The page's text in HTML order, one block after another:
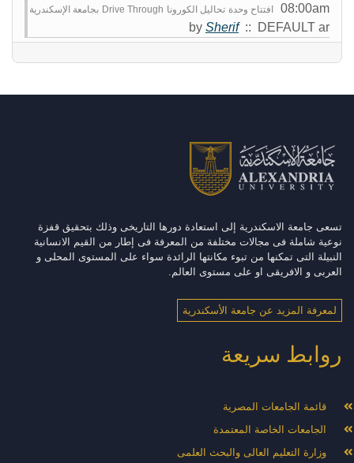
08:00am افتتاح وحدة تحاليل الكورونا Drive Through بجامعة الإسكندرية
by Sherif :: DEFAULT ar
تسعى جامعة الاسكندرية إلى استعادة دورها التاريخى وذلك بتحقيق قفزة
نوعية شاملة فى مجالات مختلفة من المعرفة فى إطار من القيم الانسانية
النبيلة التى تمكنها من تبوء مكانتها الرائدة سواء على المستوى المحلى و
العربى و الافريقى او على مستوى العالم.
لمعرفة المزيد عن جامعة الأسكندرية
روابط سريعة
قائمة الجامعات المصرية
الجامعات الخاصة المعتمدة
وزارة التعليم العالى والبحث العلمى